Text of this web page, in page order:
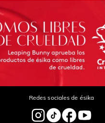
Redes sociales de ésika